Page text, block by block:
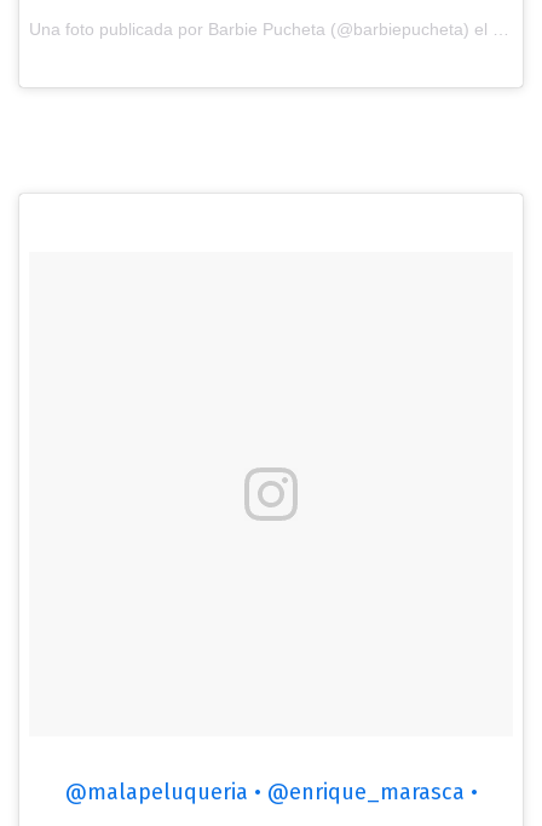
@malapeluqueria • @enrique_marasca •